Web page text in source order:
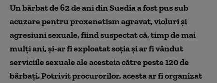
Un bărbat de 62 de ani din Suedia a fost pus sub
acuzare pentru proxenetism agravat, violuri și
agresiuni sexuale, fiind suspectat că, timp de mai
mulți ani, și-ar fi exploatat soția și ar fi vândut
serviciile sexuale ale acesteia către peste 120 de
bărbați. Potrivit procurorilor, acesta ar fi organizat